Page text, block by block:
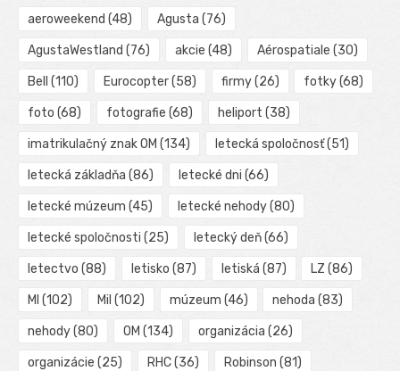
aeroweekend (48) Agusta (76)
AgustaWestland (76) akcie (48) Aérospatiale (30)
Bell (110) Eurocopter(58) firmy(26) fotky(68)
foto (68) fotografie (68) heliport (38)
imatrikulačný znak OM (134) letecká spoločnosť(51)
letecká základňa (86) letecké dni (66)
letecké múzeum (45) letecké nehody(80)
letecké spoločnosti (25) letecký deň(66)
letectvo (88) letisko (87) letiská (87) LZ (86)
MI (102) Mil (102) múzeum (46) nehoda (83)
nehody(80) OM (134) organizácia (26)
organizácie (25) RHC(36) Robinson (81)